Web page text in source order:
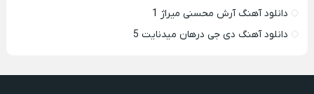
دانلود آهنگ آرش محسنی میراژ 1
دانلود آهنگ دی جی درهان میدنایت 5